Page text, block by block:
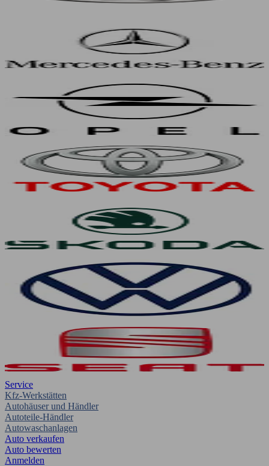
Service
Kfz-Werkstätten
Autohäuser und Händler
Autoteile-Händler
Autowaschanlagen
Auto verkaufen
Auto bewerten
Anmelden